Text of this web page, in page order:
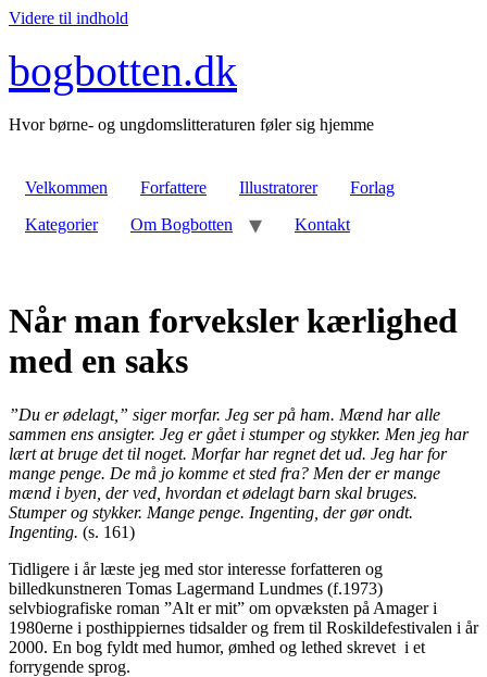
Videre til indhold
bogbotten.dk
Hvor børne- og ungdomslitteraturen føler sig hjemme
Velkommen Forfattere Illustratorer
Forlag
Kategorier
Om Bogbotten Kontakt
Når man forveksler kærlighed
med en saks
”Du er ødelagt,” siger morfar. Jeg ser på ham. Mænd har alle
sammen ens ansigter. Jeg er gået i stumper og stykker. Men jeg har
lært at bruge det til noget. Morfar har regnet det ud. Jeg har for
mange penge. De må jo komme et sted fra? Men der er mange
mænd i byen, der ved, hvordan et ødelagt barn skal bruges.
Stumper og stykker. Mange penge. Ingenting, der gør ondt.
Ingenting. (s. 161)
Tidligere i år læste jeg med stor interesse forfatteren og
billedkunstneren Tomas Lagermand Lundmes (f.1973)
selvbiografiske roman ”Alt er mit” om opvæksten på Amager i
1980erne i posthippiernes tidsalder og frem til Roskildefestivalen i år
2000. En bog fyldt med humor, ømhed og lethed skrevet i et
forrygende sprog.